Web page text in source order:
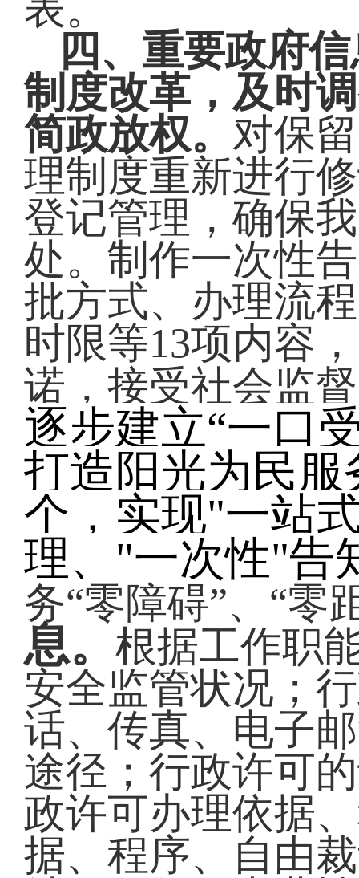
表。
四、重要政府
制度改革，及时
简政放权。 对保
理制度重新进行
登记管理，确保
处。制作一次性
批方式、办理流
时限等13项内容
诺，接受社会监
逐步建立“一口
打造阳光为民
个，实现"一站
理、"一次性"告
务“零障碍”、“零
息。 根据工作职
安全监管状况；
话、传真、电子
途径；行政许可
政许可办理依据
据、程序、自由